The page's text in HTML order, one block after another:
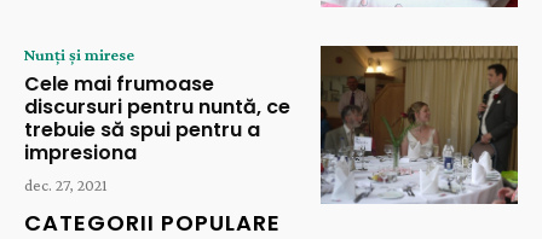
Nunți și mirese
Cele mai frumoase
discursuri pentru nuntă, ce
trebuie să spui pentru a
impresiona
dec. 27, 2021
CATEGORII POPULARE